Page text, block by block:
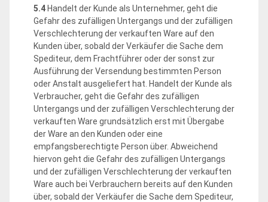
5.4 Handelt der Kunde als Unternehmer, geht die
Gefahr des zufälligen Untergangs und der zufälligen
Verschlechterung der verkauften Ware auf den
Kunden über, sobald der Verkäufer die Sache dem
Spediteur, dem Frachtführer oder der sonst zur
Ausführung der Versendung bestimmten Person
oder Anstalt ausgeliefert hat. Handelt der Kunde als
Verbraucher, geht die Gefahr des zufälligen
Untergangs und der zufälligen Verschlechterung der
verkauften Ware grundsätzlich erst mit Übergabe
der Ware an den Kunden oder eine
empfangsberechtigte Person über. Abweichend
hiervon geht die Gefahr des zufälligen Untergangs
und der zufälligen Verschlechterung der verkauften
Ware auch bei Verbrauchern bereits auf den Kunden
über, sobald der Verkäufer die Sache dem Spediteur,